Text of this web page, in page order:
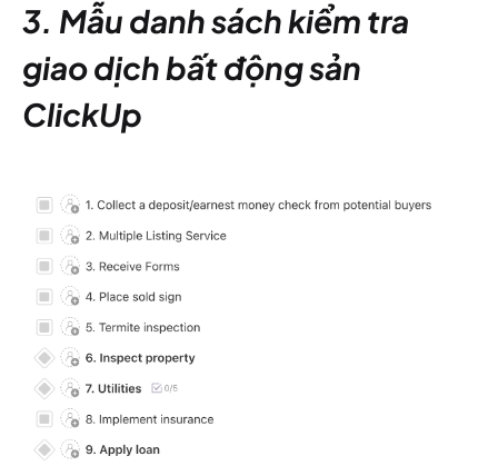
3. Mẫu danh sách kiểm tra
giao dịch bất động sản
ClickUp